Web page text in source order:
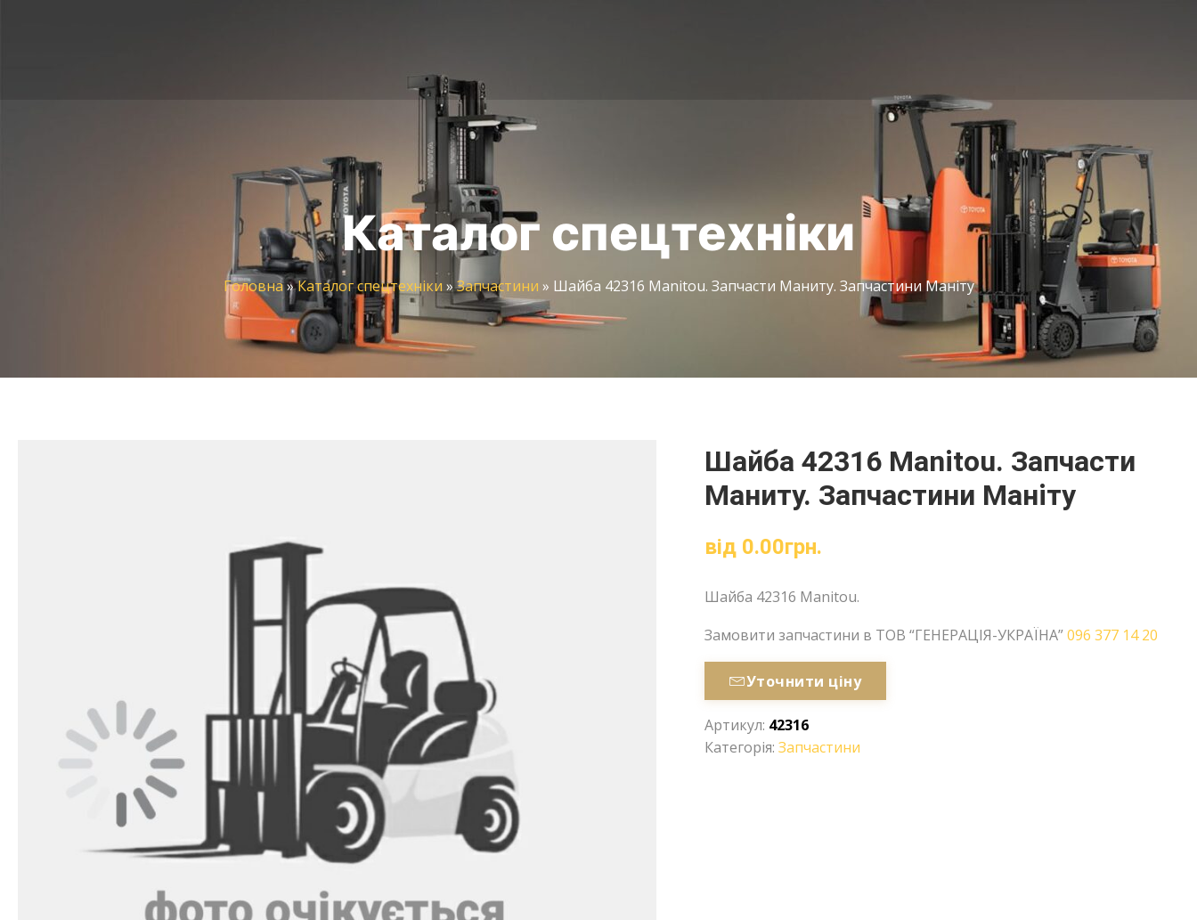
Каталог спецтехніки
Головна»Каталог спецтехніки » Запчастини » Шайба 42316 Manitou. Запчасти Маниту. Запчастини Маніту
Шайба 42316 Manitou. Запчасти
Маниту. Запчастини Маніту
від 0.00грн.
Шайба 42316 Manitou.
Замовити запчастини в ТОВ “ГЕНЕРАЦІЯ-УКРАЇНА”096 377 14 20
Уточнити ціну
Артикул: 42316
Категорія:Запчастини